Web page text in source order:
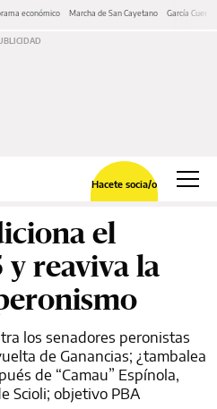
económico Marcha de San Cayetano García Cuerva
Hacete socia/o
el
reaviva la
los senadores peronistas
de Ganancias; ¿tambalea
de “Camau” Espínola,
Scioli; objetivo PBA